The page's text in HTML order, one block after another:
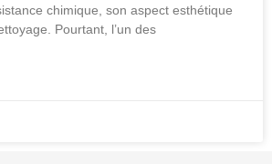
chimique, son aspect esthétique
Pourtant, l’un des